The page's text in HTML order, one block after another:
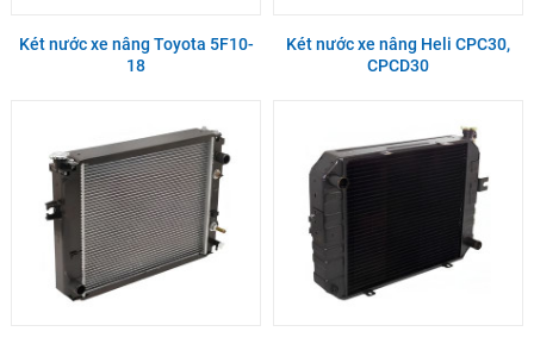
Két nước xe nâng Toyota 5F10-
18
Két nước xe nâng Heli CPC30,
CPCD30